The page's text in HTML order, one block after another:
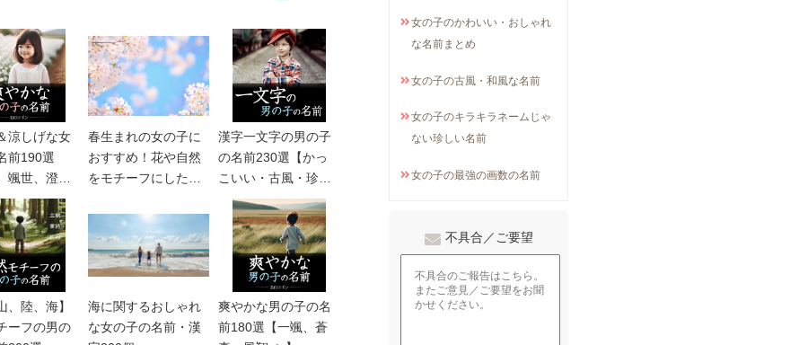
涼しげな女
前190選
颯世、澄玲
春生まれの女の子に
おすすめ！花や自然
をモチーフにしたか
漢字一文字の男の子
の名前230選【かっ
こいい・古風・珍し
いなど】
、陸、海】
ーフの男の
海に関するおしゃれ
な女の子の名前・漢
爽やかな男の子の名
前180選【一颯、蒼
女の子のかわいい・おしゃれ
な名前まとめ
女の子の古風・和風な名前
女の子のキラキラネームじゃ
ない珍しい名前
女の子の最強の画数の名前
不具合／ご要望